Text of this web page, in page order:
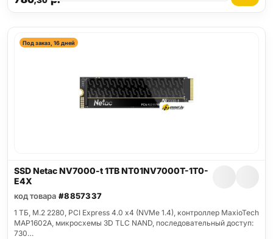
Под заказ, 16 дней
SSD Netac NV7000-t 1TB NT01NV7000T-1T0-
E4X
код товара #8857337
1 ТБ, M.2 2280, PCI Express 4.0 x4 (NVMe 1.4), контроллер MaxioTech
MAP1602A, микросхемы 3D TLC NAND, последовательный доступ:
730…